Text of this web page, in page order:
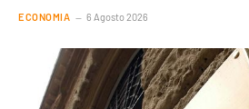
ECONOMIA 6 Agosto 2026